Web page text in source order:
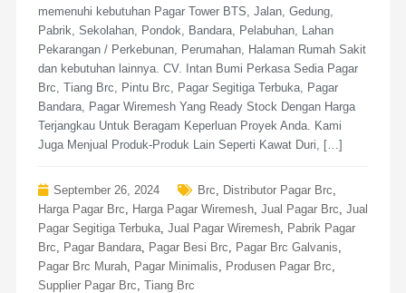
memenuhi kebutuhan Pagar Tower BTS, Jalan, Gedung,
Pabrik, Sekolahan, Pondok, Bandara, Pelabuhan, Lahan
Pekarangan / Perkebunan, Perumahan, Halaman Rumah Sakit
dan kebutuhan lainnya. CV. Intan Bumi Perkasa Sedia Pagar
Brc, Tiang Brc, Pintu Brc, Pagar Segitiga Terbuka, Pagar
Bandara, Pagar Wiremesh Yang Ready Stock Dengan Harga
Terjangkau Untuk Beragam Keperluan Proyek Anda. Kami
Juga Menjual Produk-Produk Lain Seperti Kawat Duri, […]
September 26, 2024 Brc Distributor Pagar Brc
Harga Pagar Brc
Harga Pagar Wiremesh, Jual Pagar Brc Jual
Pagar Segitiga Terbuka, Jual Pagar Wiremesh, Pabrik Pagar
Brc
Pagar Bandara, Pagar Besi Brc Pagar Brc Galvanis
Pagar Brc Murah, Pagar Minimalis Produsen Pagar Brc
Supplier Pagar Brc Tiang Brc